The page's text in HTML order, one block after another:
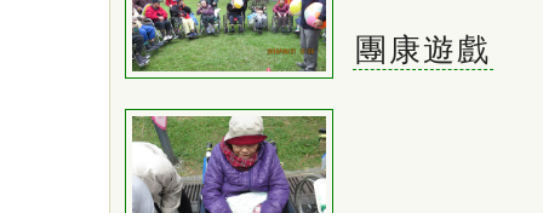
團康遊戲